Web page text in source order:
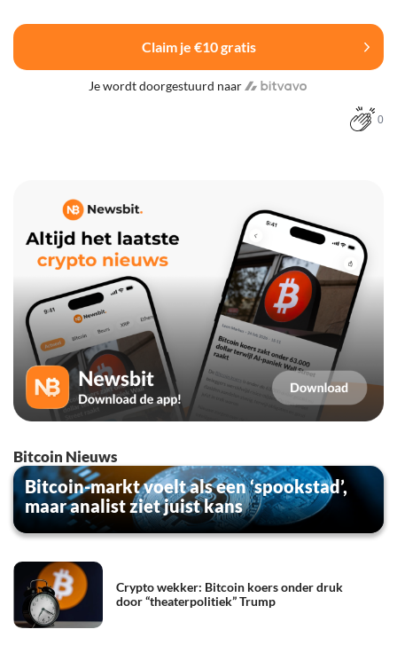
Claim je €10 gratis
Je wordt doorgestuurd naar
0
Bitcoin Nieuws
Bitcoin-markt voelt als een ‘spookstad’,
maar analist ziet juist kans
Crypto wekker: Bitcoin koers onder druk
door “theaterpolitiek” Trump